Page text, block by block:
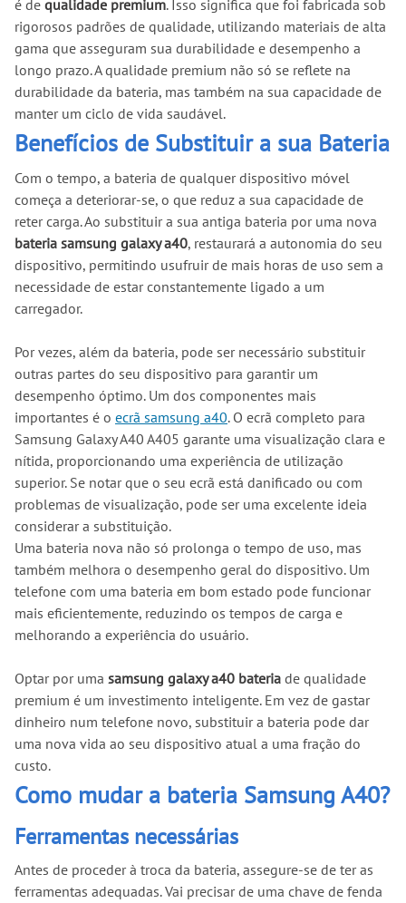
é de qualidade premium. Isso significa que foi fabricada sob
rigorosos padrões de qualidade, utilizando materiais de alta
gama que asseguram sua durabilidade e desempenho a
longo prazo. A qualidade premium não só se reflete na
durabilidade da bateria, mas também na sua capacidade de
manter um ciclo de vida saudável.
Benefícios de Substituir a sua Bateria
Com o tempo, a bateria de qualquer dispositivo móvel
começa a deteriorar-se, o que reduz a sua capacidade de
reter carga. Ao substituir a sua antiga bateria por uma nova
bateria samsung galaxy a40, restaurará a autonomia do seu
dispositivo, permitindo usufruir de mais horas de uso sem a
necessidade de estar constantemente ligado a um
carregador.
Por vezes, além da bateria, pode ser necessário substituir
outras partes do seu dispositivo para garantir um
desempenho óptimo. Um dos componentes mais
importantes é o ecrã samsung a40. O ecrã completo para
Samsung Galaxy A40 A405 garante uma visualização clara e
nítida, proporcionando uma experiência de utilização
superior. Se notar que o seu ecrã está danificado ou com
problemas de visualização, pode ser uma excelente ideia
considerar a substituição.
Uma bateria nova não só prolonga o tempo de uso, mas
também melhora o desempenho geral do dispositivo. Um
telefone com uma bateria em bom estado pode funcionar
mais eficientemente, reduzindo os tempos de carga e
melhorando a experiência do usuário.
Optar por uma samsung galaxy a40 bateria de qualidade
premium é um investimento inteligente. Em vez de gastar
dinheiro num telefone novo, substituir a bateria pode dar
uma nova vida ao seu dispositivo atual a uma fração do
custo.
Como mudar a bateria Samsung A40?
Ferramentas necessárias
Antes de proceder à troca da bateria, assegure-se de ter as
ferramentas adequadas. Vai precisar de uma chave de fenda